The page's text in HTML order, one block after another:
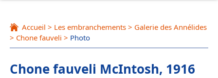
Accueil > Les embranchements > Galerie des Annélides
> Chone fauveli > Photo
Chone fauveli McIntosh, 1916